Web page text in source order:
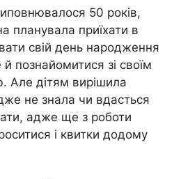
50 років,
планувала приїхати в
свій день народження
познайомитися зі своїм
Але дітям вирішила
не знала чи вдасться
адже ще з роботи
і квитки додому